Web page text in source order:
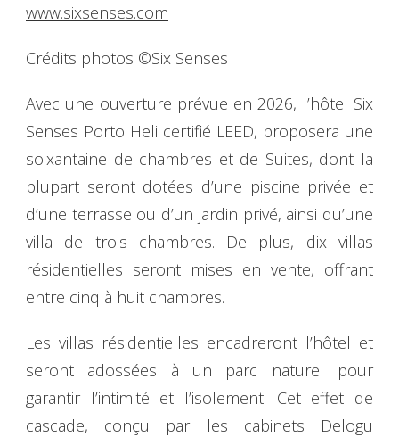
www.sixsenses.com
Crédits photos ©Six Senses
Avec une ouverture prévue en 2026, l’hôtel Six
Senses Porto Heli certifié LEED, proposera une
soixantaine de chambres et de Suites, dont la
plupart seront dotées d’une piscine privée et
d’une terrasse ou d’un jardin privé, ainsi qu’une
villa de trois chambres. De plus, dix villas
résidentielles seront mises en vente, offrant
entre cinq à huit chambres.
Les villas résidentielles encadreront l’hôtel et
seront adossées à un parc naturel pour
garantir l’intimité et l’isolement. Cet effet de
cascade, conçu par les cabinets Delogu